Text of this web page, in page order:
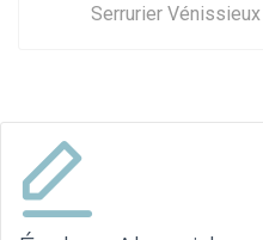
Serrurier Vénissieux